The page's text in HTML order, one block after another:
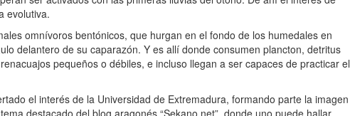
evolutiva.
omnívoros bentónicos, que hurgan en el fondo de los humedales en
delantero de su caparazón. Y es allí donde consumen plancton, detritus
pequeños o débiles, e incluso llegan a ser capaces de practicar el
el interés de la Universidad de Extremadura, formando parte la imagen